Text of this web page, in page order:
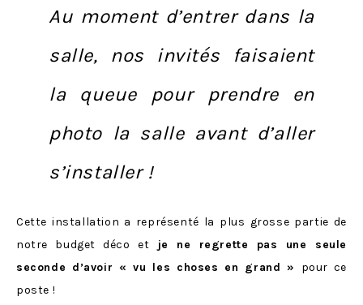
Au moment d’entrer dans la
salle, nos invités faisaient
la queue pour prendre en
photo la salle avant d’aller
s’installer !
Cette installation a représenté la plus grosse partie de
notre budget déco et
je ne regrette pas une seule
seconde d’avoir « vu les choses en grand » pour ce
poste !